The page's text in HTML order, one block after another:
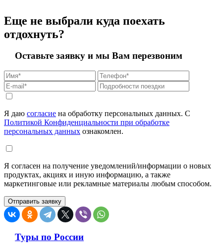
Еще не выбрали куда поехать
отдохнуть?
Оставьте заявку и мы Вам перезвоним
Я даю согласие на обработку персональных данных. С
Политикой Конфиденциальности при обработке
персональных данных ознакомлен.
Я согласен на получение уведомлений/информации о новых
продуктах, акциях и иную информацию, а также
маркетинговые или рекламные материалы любым способом.
Туры по России